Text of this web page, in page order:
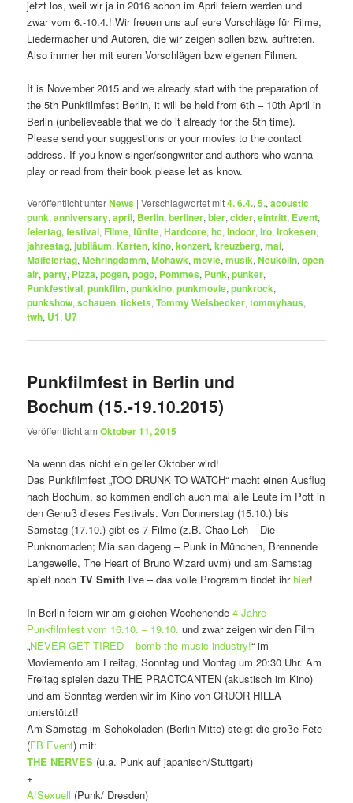
jetzt los, weil wir ja in 2016 schon im April feiern werden und
zwar vom 6.-10.4.! Wir freuen uns auf eure Vorschläge für Filme,
Liedermacher und Autoren, die wir zeigen sollen bzw. auftreten.
Also immer her mit euren Vorschlägen bzw eigenen Filmen.
It is November 2015 and we already start with the preparation of
the 5th Punkfilmfest Berlin, it will be held from 6th – 10th April in
Berlin (unbelieveable that we do it already for the 5th time).
Please send your suggestions or your movies to the contact
address. If you know singer/songwriter and authors who wanna
play or read from their book please let as know.
Veröffentlicht unterNews |Verschlagwortet mit4. 6.4.,5.,acoustic
punk,anniversary,april, Berlin,berliner,bier,cider,eintritt, Event,
feiertag,festival, Filme,fünfte,Hardcore,hc,Indoor,Iro,Irokesen,
jahrestag,jubiläum, Karten,kino,konzert,kreuzberg,mai,
Maifeiertag,Mehringdamm,Mohawk,movie,musik,Neukölln,open
air,party, Pizza,pogen,pogo, Pommes, Punk,punker,
Punkfestival,punkfilm,punkkino,punkmovie,punkrock,
punkshow,schauen,tickets,Tommy Weisbecker,tommyhaus,
twh, U1, U7
Punkfilmfest in Berlin und
Bochum (15.-19.10.2015)
Veröffentlicht amOktober 11, 2015
Na wenn das nicht ein geiler Oktober wird!
Das Punkfilmfest „TOO DRUNK TO WATCH“ macht einen Ausflug
nach Bochum, so kommen endlich auch mal alle Leute im Pott in
den Genuß dieses Festivals. Von Donnerstag (15.10.) bis
Samstag (17.10.) gibt es 7 Filme (z.B. Chao Leh – Die
Punknomaden; Mia san dageng – Punk in München, Brennende
Langeweile, The Heart of Bruno Wizard uvm) und am Samstag
spielt nochTV Smith live – das volle Programm findet ihr hier!
In Berlin feiern wir am gleichen Wochenende4 Jahre
Punkfilmfest vom 16.10. – 19.10. und zwar zeigen wir den Film
„NEVER GET TIRED – bomb the music industry!“ im
Moviemento am Freitag, Sonntag und Montag um 20:30 Uhr. Am
Freitag spielen dazu THE PRACTCANTEN (akustisch im Kino)
und am Sonntag werden wir im Kino von CRUOR HILLA
unterstützt!
Am Samstag im Schokoladen (Berlin Mitte) steigt die große Fete
(FB Event) mit:
THE NERVES (u.a. Punk auf japanisch/Stuttgart)
+
A!Sexuell (Punk/ Dresden)